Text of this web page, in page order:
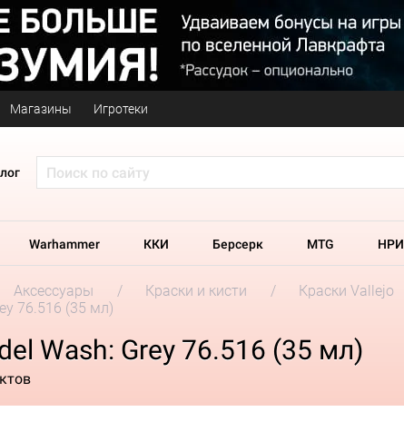
Магазины Игротеки
Warhammer ККИ Берсерк MTG НРИ
Аксессуары Краски и кисти Краски Vallejo
76.516 (35 мл)
Wash: Grey 76.516 (35 мл)